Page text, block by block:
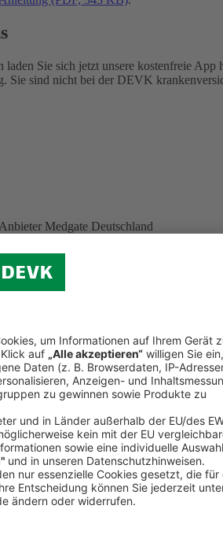
Sie sich jetzt unsere kostenfreie
Sie sind nicht bei der DEVK
Medgate Deutschland
Funktionen und Services gespannt sein.
ausführliche Anleitung (PDF, 344 KB).